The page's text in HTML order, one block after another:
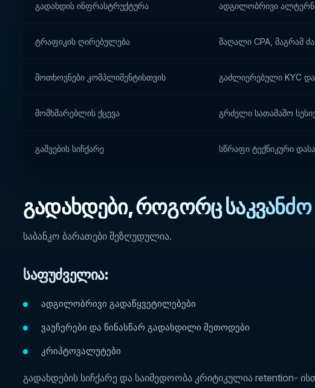
გადახდის ინფრასტრუქტურა ადგილობრივი
ტრაფიკის ღირებულება მაღალი CPA, მაგრამ
მოთხოვნები კომპლიმენტისთვის გაძლიერებული KYC
მომხმარებლის ქცევა გრძელი სათამაშო
გაშვების სიჩქარე სწრაფი ტექნიკური
გადახდები, როგორც
საბანკო ბარათები შეზღუდულია.
საფუძველია:
ადგილობრივი გადაწყვეტილებები
ვაუჩერები და წინასწარ გადახდილი მეთოდები
კრიპტოვალუტები
გადახდების სიჩქარე და საიმედოობა კრიტიკულია retention-